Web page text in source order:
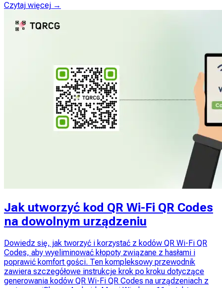
Czytaj więcej →
Jak utworzyć kod QR Wi-Fi QR Codes
na dowolnym urządzeniu
Dowiedz się, jak tworzyć i korzystać z kodów QR Wi-Fi QR
Codes, aby wyeliminować kłopoty związane z hasłami i
poprawić komfort gości. Ten kompleksowy przewodnik
zawiera szczegółowe instrukcje krok po kroku dotyczące
generowania kodów QR Wi-Fi QR Codes na urządzeniach z